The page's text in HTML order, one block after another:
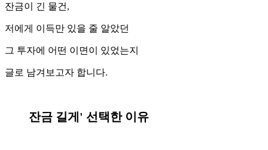
잔금이 긴 물건,
저에게 이득만 있을 줄 알았던
그 투자에 어떤 이면이 있었는지
글로 남겨보고자 합니다.
잔금 길게' 선택한 이유